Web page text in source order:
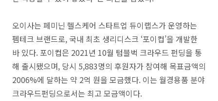
오이사는 페미닌 헬스케어 스타트업 듀이랩스가 운영하는
펨테크 브랜드로, 국내 최초 생리디스크 ‘포이컵’을 개발한
바 있다. 포이컵은 2021년 10월 텀블벅 크라우드 펀딩을 통
해 출시됐으며, 당시 5,883명의 후원자가 참여해 목표금액의
2006%에 달하는 약 2억 원을 모금했다. 이는 월경용품 분야
크라우드펀딩으로서는 최고 모금액이다.